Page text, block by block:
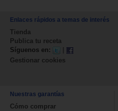
Enlaces rápidos a temas de interés
Tienda
Publica tu receta
Síguenos en:
Gestionar cookies
Nuestras garantías
Cómo comprar